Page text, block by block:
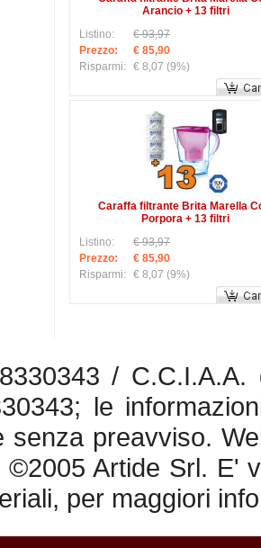
Arancio + 13 filtri
Listino:
€ 93,97
Prezzo:
€ 85,90
Risparmi: € 8,07 (9%)
Caraffa filtrante Brita Marella
Porpora + 13 filtri
Listino:
€ 93,97
Prezzo:
€ 85,90
Risparmi: € 8,07 (9%)
/
le
senza preavviso.
©2005 Artide Srl. E'
per maggiori